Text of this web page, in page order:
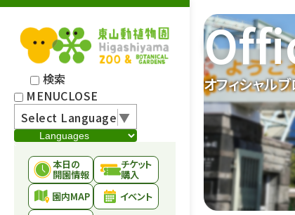
検索
MENUCLOSE
Select Language▼
本日の
開園情報
チケット
購入
園内MAP
イベント
オフィシャル